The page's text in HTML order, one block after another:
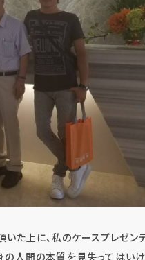
た上に、私のケースプレゼン
の人間の本質を見失ってはい